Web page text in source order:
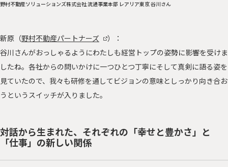
野村不動産ソリューションズ株式会社 流通事業本部 レアリア東京 谷川さん
新原（野村不動産パートナーズ
）：
谷川さんがおっしゃるようにわたしも経営トップの姿勢に影響を受けま
したね。各社からの問いかけに一つひとつ丁寧にそして真剣に語る姿を
見ていたので、我々も研修を通してビジョンの意味としっかり向き合お
うというスイッチが入りました。
対話から生まれた、それぞれの「幸せと豊かさ」と
「仕事」の新しい関係